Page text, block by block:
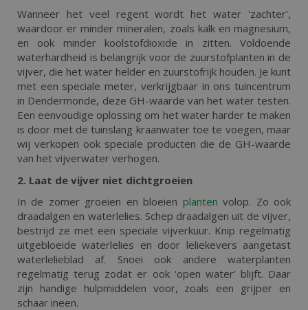
Wanneer het veel regent wordt het water 'zachter',
waardoor er minder mineralen, zoals kalk en magnesium,
en ook minder koolstofdioxide in zitten. Voldoende
waterhardheid is belangrijk voor de zuurstofplanten in de
vijver, die het water helder en zuurstofrijk houden. Je kunt
met een speciale meter, verkrijgbaar in ons tuincentrum
in Dendermonde, deze GH-waarde van het water testen.
Een eenvoudige oplossing om het water harder te maken
is door met de tuinslang kraanwater toe te voegen, maar
wij verkopen ook speciale producten die de GH-waarde
van het vijverwater verhogen.
2. Laat de vijver niet dichtgroeien
In de zomer groeien en bloeien planten volop. Zo ook
draadalgen en waterlelies. Schep draadalgen uit de vijver,
bestrijd ze met een speciale vijverkuur. Knip regelmatig
uitgebloeide waterlelies en door leliekevers aangetast
waterlelieblad af. Snoei ook andere waterplanten
regelmatig terug zodat er ook 'open water' blijft. Daar
zijn handige hulpmiddelen voor, zoals een grijper en
schaar ineen.